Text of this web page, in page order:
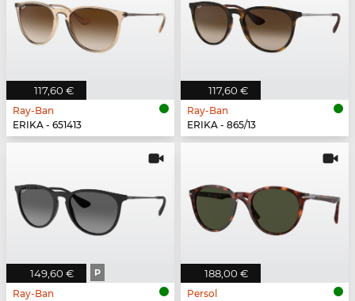
117,60 €
Ray-Ban
ERIKA - 651413
117,60 €
Ray-Ban
ERIKA - 865/13
149,60 € P
Ray-Ban
188,00 €
Persol